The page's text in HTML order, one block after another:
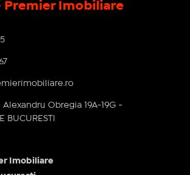
Premier Imobiliare
Alexandru Obregia 19A-19G -
BUCURESTI
Imobiliare